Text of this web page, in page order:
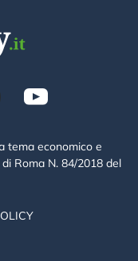
tema economico e
Roma N. 84/2018 del